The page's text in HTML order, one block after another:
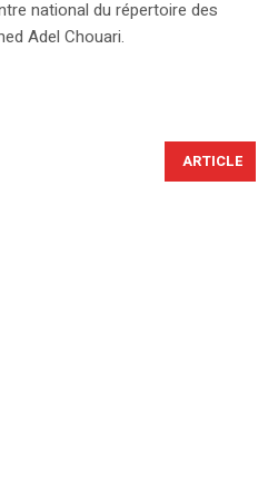
national du répertoire des
Adel Chouari.
ARTICLE